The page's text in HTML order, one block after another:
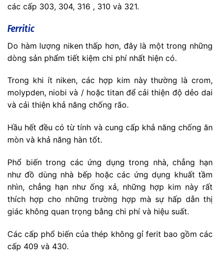
các cấp 303, 304, 316 , 310 và 321.
Ferritic
Do hàm lượng niken thấp hơn, đây là một trong những
dòng sản phẩm tiết kiệm chi phí nhất hiện có.
Trong khi ít niken, các hợp kim này thường là crom,
molypden, niobi và / hoặc titan để cải thiện độ dẻo dai
và cải thiện khả năng chống rão.
Hầu hết đều có từ tính và cung cấp khả năng chống ăn
mòn và khả năng hàn tốt.
Phổ biến trong các ứng dụng trong nhà, chẳng hạn
như đồ dùng nhà bếp hoặc các ứng dụng khuất tầm
nhìn, chẳng hạn như ống xả, những hợp kim này rất
thích hợp cho những trường hợp mà sự hấp dẫn thị
giác không quan trọng bằng chi phí và hiệu suất.
Các cấp phổ biến của thép không gỉ ferit bao gồm các
cấp 409 và 430.